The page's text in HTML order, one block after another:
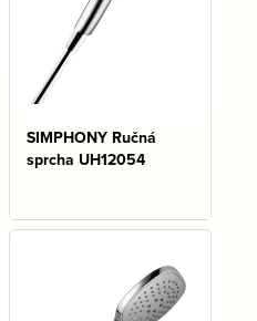
SIMPHONY Ručná
sprcha UH12054